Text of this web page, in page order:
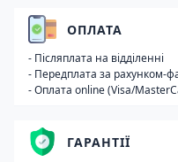
ОПЛАТА
- Післяплата на відділенні
- Передплата за рахунком-
- Оплата online (Visa/
ГАРАНТІЇ